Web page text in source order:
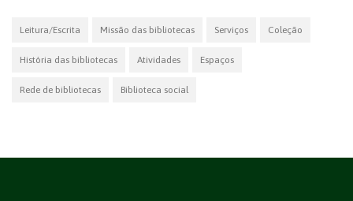
Leitura/Escrita Missão das bibliotecas Serviços Coleção
História das bibliotecas Atividades Espaços
Rede de bibliotecas Biblioteca social